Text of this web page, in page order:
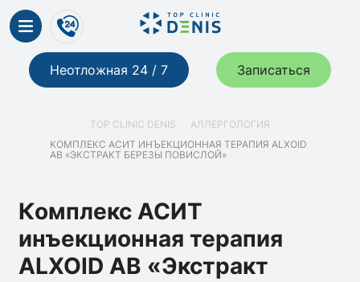
Неотложная 24 / 7 Записаться
TOP CLINIC DENIS
АЛЛЕРГОЛОГИЯ
КОМПЛЕКС АСИТ ИНЪЕКЦИОННАЯ ТЕРАПИЯ ALXOID
AB «ЭКСТРАКТ БЕРЕЗЫ ПОВИСЛОЙ»
Комплекс АСИТ
инъекционная терапия
ALXOID AB «Экстракт